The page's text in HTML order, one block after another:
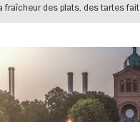
fraîcheur des plats, des tartes